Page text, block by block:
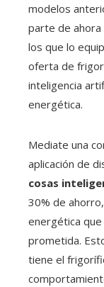
modelos
parte de
los que lo
oferta de
inteligencia
energética.
Mediate una
aplicación de
cosas
30% de
energética
prometida.
tiene el